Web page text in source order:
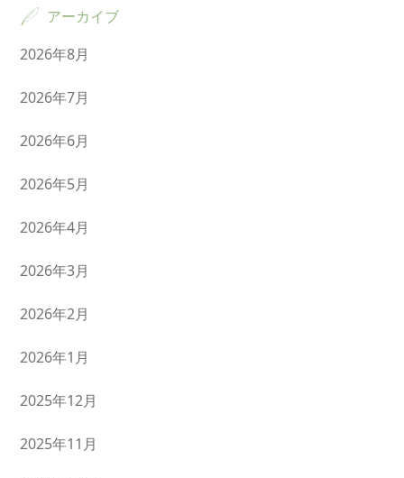
アーカイブ
2026年8月
2026年7月
2026年6月
2026年5月
2026年4月
2026年3月
2026年2月
2026年1月
2025年12月
2025年11月